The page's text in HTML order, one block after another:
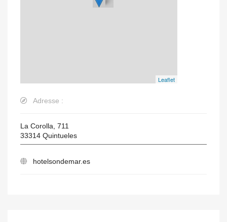
Leaflet
Adresse :
La Corolla, 711
33314 Quintueles
hotelsondemar.es